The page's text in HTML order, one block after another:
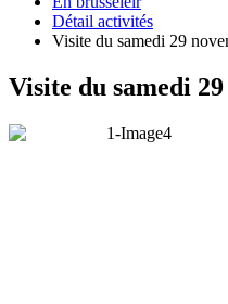
Détail activités
Visite du samedi 29
Visite du samedi